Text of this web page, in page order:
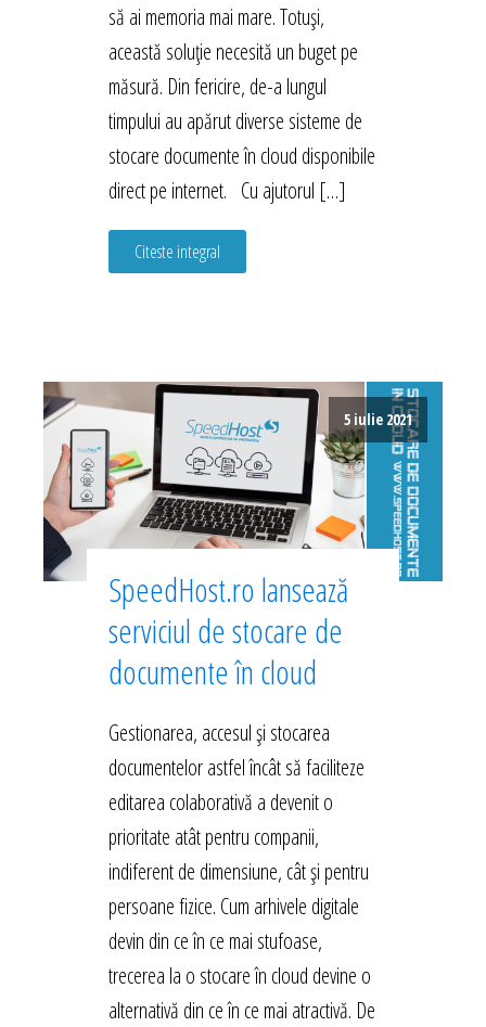
să ai memoria mai mare. Totuși,
această soluție necesită un buget pe
măsură. Din fericire, de-a lungul
timpului au apărut diverse sisteme de
stocare documente în cloud disponibile
direct pe internet. Cu ajutorul […]
Citeste integral
5 iulie 2021
SpeedHost.ro lansează
serviciul de stocare de
documente în cloud
Gestionarea, accesul și stocarea
documentelor astfel încât să faciliteze
editarea colaborativă a devenit o
prioritate atât pentru companii,
indiferent de dimensiune, cât și pentru
persoane fizice. Cum arhivele digitale
devin din ce în ce mai stufoase,
trecerea la o stocare în cloud devine o
alternativă din ce în ce mai atractivă. De